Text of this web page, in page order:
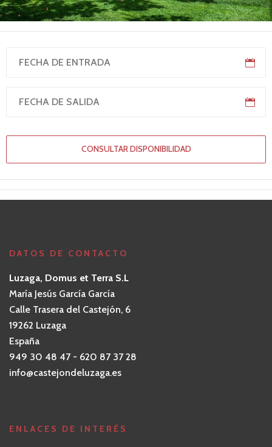
CONSULTAR DISPONIBILIDAD
DATOS DE CONTACTO
Luzaga, Domus et Terra S.L
María Jesús García García
Calle Trasera del Castejón, 6
19262 Luzaga
España
949 30 48 47 - 620 87 37 28
info@castejondeluzaga.es
ENLACES DE INTERÉS